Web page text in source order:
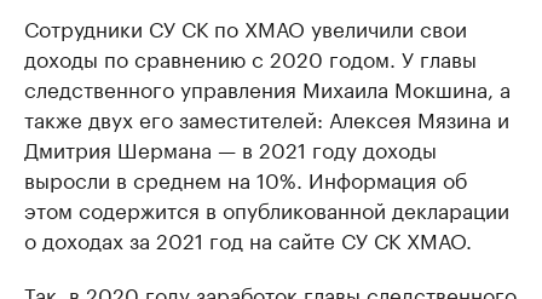
Сотрудники СУ СК по ХМАО увеличили свои
доходы по сравнению с 2020 годом. У главы
следственного управления Михаила Мокшина, а
также двух его заместителей: Алексея Мязина и
Дмитрия Шермана — в 2021 году доходы
выросли в среднем на 10%. Информация об
этом содержится в опубликованной декларации
о доходах за 2021 год на сайте СУ СК ХМАО.